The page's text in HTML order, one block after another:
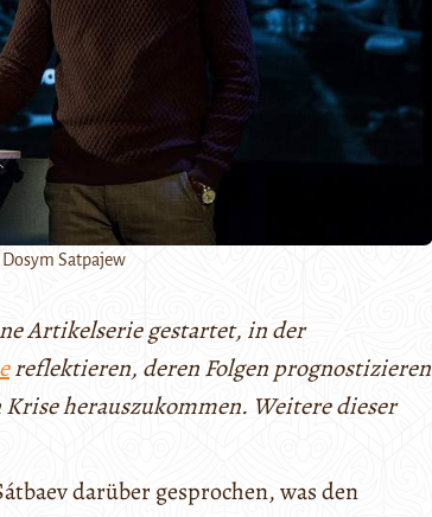
Satpajew
Artikelserie gestartet, in der
reflektieren, deren Folgen prognostizieren
herauszukommen. Weitere dieser
darüber gesprochen, was den